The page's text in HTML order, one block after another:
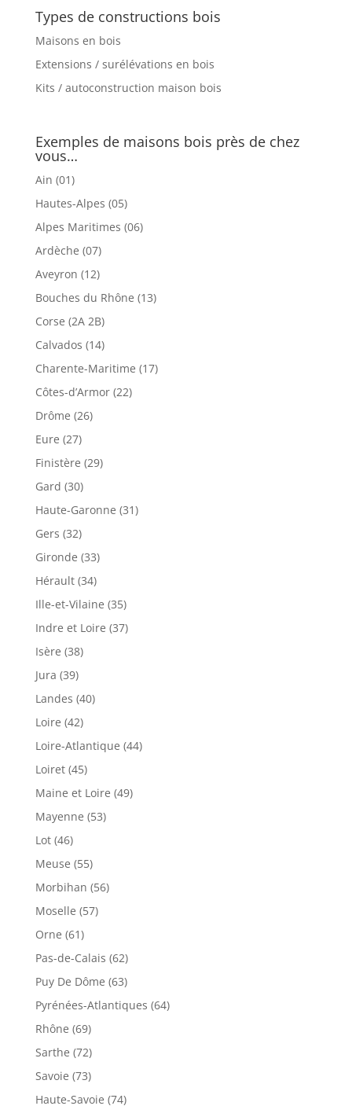
Types de constructions bois
Maisons en bois
Extensions / surélévations en bois
Kits / autoconstruction maison bois
Exemples de maisons bois près de chez
vous…
Ain (01)
Hautes-Alpes (05)
Alpes Maritimes (06)
Ardèche (07)
Aveyron (12)
Bouches du Rhône (13)
Corse (2A 2B)
Calvados (14)
Charente-Maritime (17)
Côtes-d’Armor (22)
Drôme (26)
Eure (27)
Finistère (29)
Gard (30)
Haute-Garonne (31)
Gers (32)
Gironde (33)
Hérault (34)
Ille-et-Vilaine (35)
Indre et Loire (37)
Isère (38)
Jura (39)
Landes (40)
Loire (42)
Loire-Atlantique (44)
Loiret (45)
Maine et Loire (49)
Mayenne (53)
Lot (46)
Meuse (55)
Morbihan (56)
Moselle (57)
Orne (61)
Pas-de-Calais (62)
Puy De Dôme (63)
Pyrénées-Atlantiques (64)
Rhône (69)
Sarthe (72)
Savoie (73)
Haute-Savoie (74)